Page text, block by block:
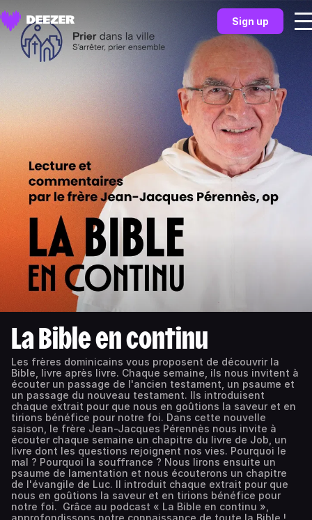
Sign up
La Bible en continu
Les frères dominicains vous proposent de découvrir la
Bible, livre après livre. Chaque semaine, ils nous invitent à
écouter un passage de l'ancien testament, un psaume et
un passage du nouveau testament. Ils introduisent
chaque extrait pour que nous en goûtions la saveur et en
tirions bénéfice pour notre foi. Dans cette nouvelle
saison, le frère Jean-Jacques Pérennès nous invite à
écouter chaque semaine un chapitre du livre de Job, un
livre dont les questions rejoignent nos vies. Pourquoi le
mal ? Pourquoi la souffrance ? Nous lirons ensuite un
psaume de lamentation et nous écouterons un chapitre
de l'évangile de Luc. Il introduit chaque extrait pour que
nous en goûtions la saveur et en tirions bénéfice pour
notre foi. Grâce au podcast « La Bible en continu »,
approfondissons notre connaissance de toute la Bible !